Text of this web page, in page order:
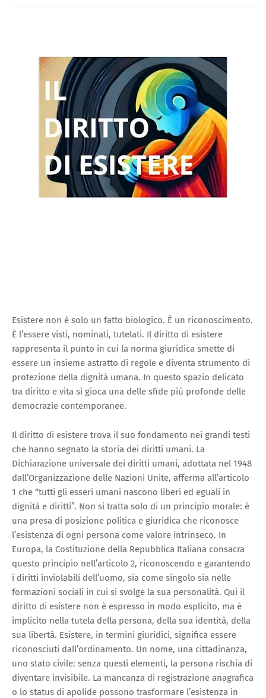
Esistere non è solo un fatto biologico. È un riconoscimento.
È l’essere visti, nominati, tutelati. Il diritto di esistere
rappresenta il punto in cui la norma giuridica smette di
essere un insieme astratto di regole e diventa strumento di
protezione della dignità umana. In questo spazio delicato
tra diritto e vita si gioca una delle sfide più profonde delle
democrazie contemporanee.
Il diritto di esistere trova il suo fondamento nei grandi testi
che hanno segnato la storia dei diritti umani. La
Dichiarazione universale dei diritti umani, adottata nel 1948
dall’Organizzazione delle Nazioni Unite, afferma all’articolo
1 che “tutti gli esseri umani nascono liberi ed eguali in
dignità e diritti”. Non si tratta solo di un principio morale: è
una presa di posizione politica e giuridica che riconosce
l’esistenza di ogni persona come valore intrinseco. In
Europa, la Costituzione della Repubblica Italiana consacra
questo principio nell’articolo 2, riconoscendo e garantendo
i diritti inviolabili dell’uomo, sia come singolo sia nelle
formazioni sociali in cui si svolge la sua personalità. Qui il
diritto di esistere non è espresso in modo esplicito, ma è
implicito nella tutela della persona, della sua identità, della
sua libertà. Esistere, in termini giuridici, significa essere
riconosciuti dall’ordinamento. Un nome, una cittadinanza,
uno stato civile: senza questi elementi, la persona rischia di
diventare invisibile. La mancanza di registrazione anagrafica
o lo status di apolide possono trasformare l’esistenza in